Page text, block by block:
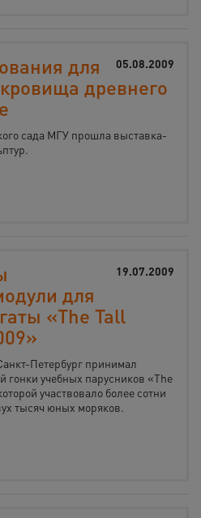
05.08.2009
для
древнего
сада МГУ прошла выставка-
19.07.2009
для
«The Tall
Петербург принимал
гонки учебных парусников «The
участвовало более сотни
тысяч юных моряков.